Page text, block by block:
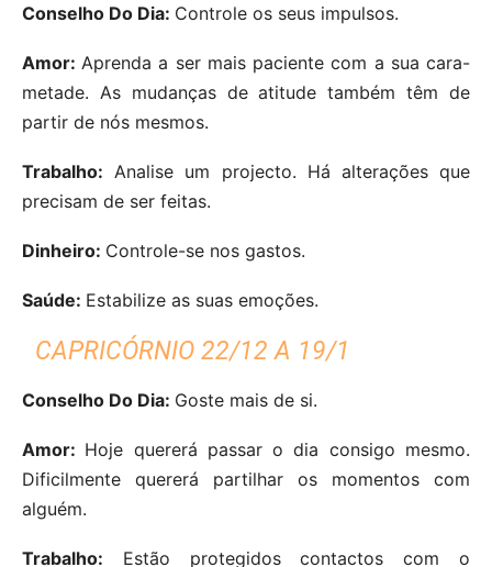
Conselho Do Dia: Controle os seus impulsos.
Amor: Aprenda a ser mais paciente com a sua cara-
metade. As mudanças de atitude também têm de
partir de nós mesmos.
Trabalho: Analise um projecto. Há alterações que
precisam de ser feitas.
Dinheiro: Controle-se nos gastos.
Saúde: Estabilize as suas emoções.
CAPRICÓRNIO 22/12 A 19/1
Conselho Do Dia: Goste mais de si.
Amor: Hoje quererá passar o dia consigo mesmo.
Dificilmente quererá partilhar os momentos com
alguém.
Trabalho: Estão protegidos contactos com o